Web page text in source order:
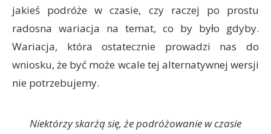
jakieś podróże w czasie, czy raczej po prostu
radosna wariacja na temat, co by było gdyby.
Wariacja, która ostatecznie prowadzi nas do
wniosku, że być może wcale tej alternatywnej wersji
nie potrzebujemy.
Niektórzy skarżą się, że podróżowanie w czasie